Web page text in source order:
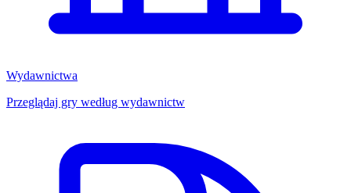
Wydawnictwa
Przeglądaj gry według wydawnictw